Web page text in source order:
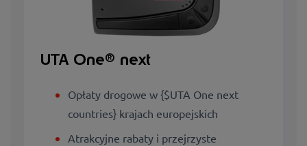
UTA One® next
Opłaty drogowe w {$UTA One next
countries} krajach europejskich
Atrakcyjne rabaty i przejrzyste